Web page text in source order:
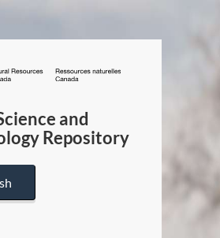
/
Canada
and
Repository